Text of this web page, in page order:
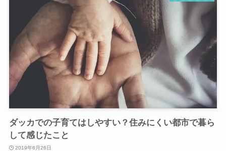
ダッカでの子育てはしやすい？住みにくい都市で暮ら
して感じたこと
2019年6月26日